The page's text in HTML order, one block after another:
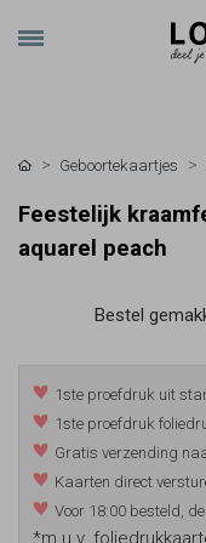
Geboortekaartjes
Feestelijk
aquarel peach
Bestel
1ste proefdruk uit
1ste proefdruk
Gratis verzending
Kaarten direct
Voor 18:00 besteld,
*m.u.v.